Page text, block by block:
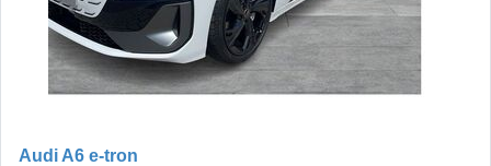
Audi A6 e-tron